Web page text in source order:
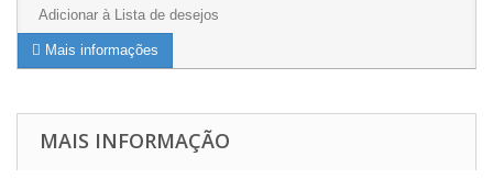
Adicionar à Lista de desejos
Mais informações
MAIS INFORMAÇÃO